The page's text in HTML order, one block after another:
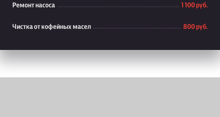
Ремонт насоса 1 100 руб.
Чистка от кофейных масел 800 руб.